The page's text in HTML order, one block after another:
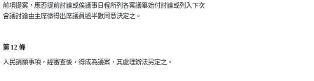
前項提案，應否提前討論或俟議事日程所列各案議畢始付討論或列入下次
會議討論由主席徵得出席議員過半數同意決定之。
第 12 條
人民請願事項，經審查後，得成為議案，其處理辦法另定之。